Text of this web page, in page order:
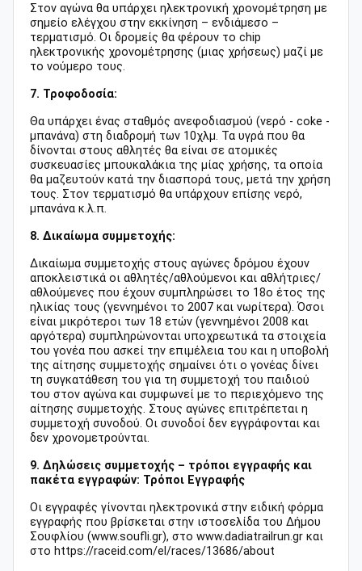
Στον αγώνα θα υπάρχει ηλεκτρονική χρονομέτρηση με
σημείο ελέγχου στην εκκίνηση – ενδιάμεσο –
τερματισμό. Οι δρομείς θα φέρουν το chip
ηλεκτρονικής χρονομέτρησης (μιας χρήσεως) μαζί με
το νούμερο τους.
7. Τροφοδοσία:
Θα υπάρχει ένας σταθμός ανεφοδιασμού (νερό - coke -
μπανάνα) στη διαδρομή των 10χλμ. Τα υγρά που θα
δίνονται στους αθλητές θα είναι σε ατομικές
συσκευασίες μπουκαλάκια της μίας χρήσης, τα οποία
θα μαζευτούν κατά την διασπορά τους, μετά την χρήση
τους. Στον τερματισμό θα υπάρχουν επίσης νερό,
μπανάνα κ.λ.π.
8. Δικαίωμα συμμετοχής:
Δικαίωμα συμμετοχής στους αγώνες δρόμου έχουν
αποκλειστικά οι αθλητές/αθλούμενοι και αθλήτριες/
αθλούμενες που έχουν συμπληρώσει το 18ο έτος της
ηλικίας τους (γεννημένοι το 2007 και νωρίτερα). Όσοι
είναι μικρότεροι των 18 ετών (γεννημένοι 2008 και
αργότερα) συμπληρώνονται υποχρεωτικά τα στοιχεία
του γονέα που ασκεί την επιμέλεια του και η υποβολή
της αίτησης συμμετοχής σημαίνει ότι ο γονέας δίνει
τη συγκατάθεση του για τη συμμετοχή του παιδιού
του στον αγώνα και συμφωνεί με το περιεχόμενο της
αίτησης συμμετοχής. Στους αγώνες επιτρέπεται η
συμμετοχή συνοδού. Οι συνοδοί δεν εγγράφονται και
δεν χρονομετρούνται.
9. Δηλώσεις συμμετοχής – τρόποι εγγραφής και
πακέτα εγγραφών: Τρόποι Εγγραφής
Οι εγγραφές γίνονται ηλεκτρονικά στην ειδική φόρμα
εγγραφής που βρίσκεται στην ιστοσελίδα του Δήμου
Σουφλίου (www.soufli.gr), στο www.dadiatrailrun.gr και
στο https://raceid.com/el/races/13686/about